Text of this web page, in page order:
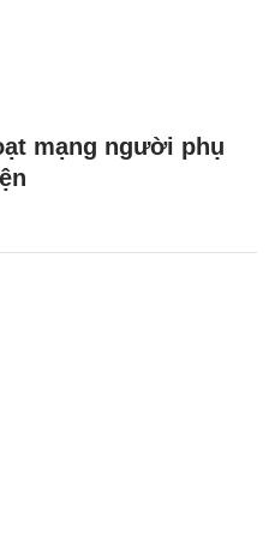
mạng người phụ